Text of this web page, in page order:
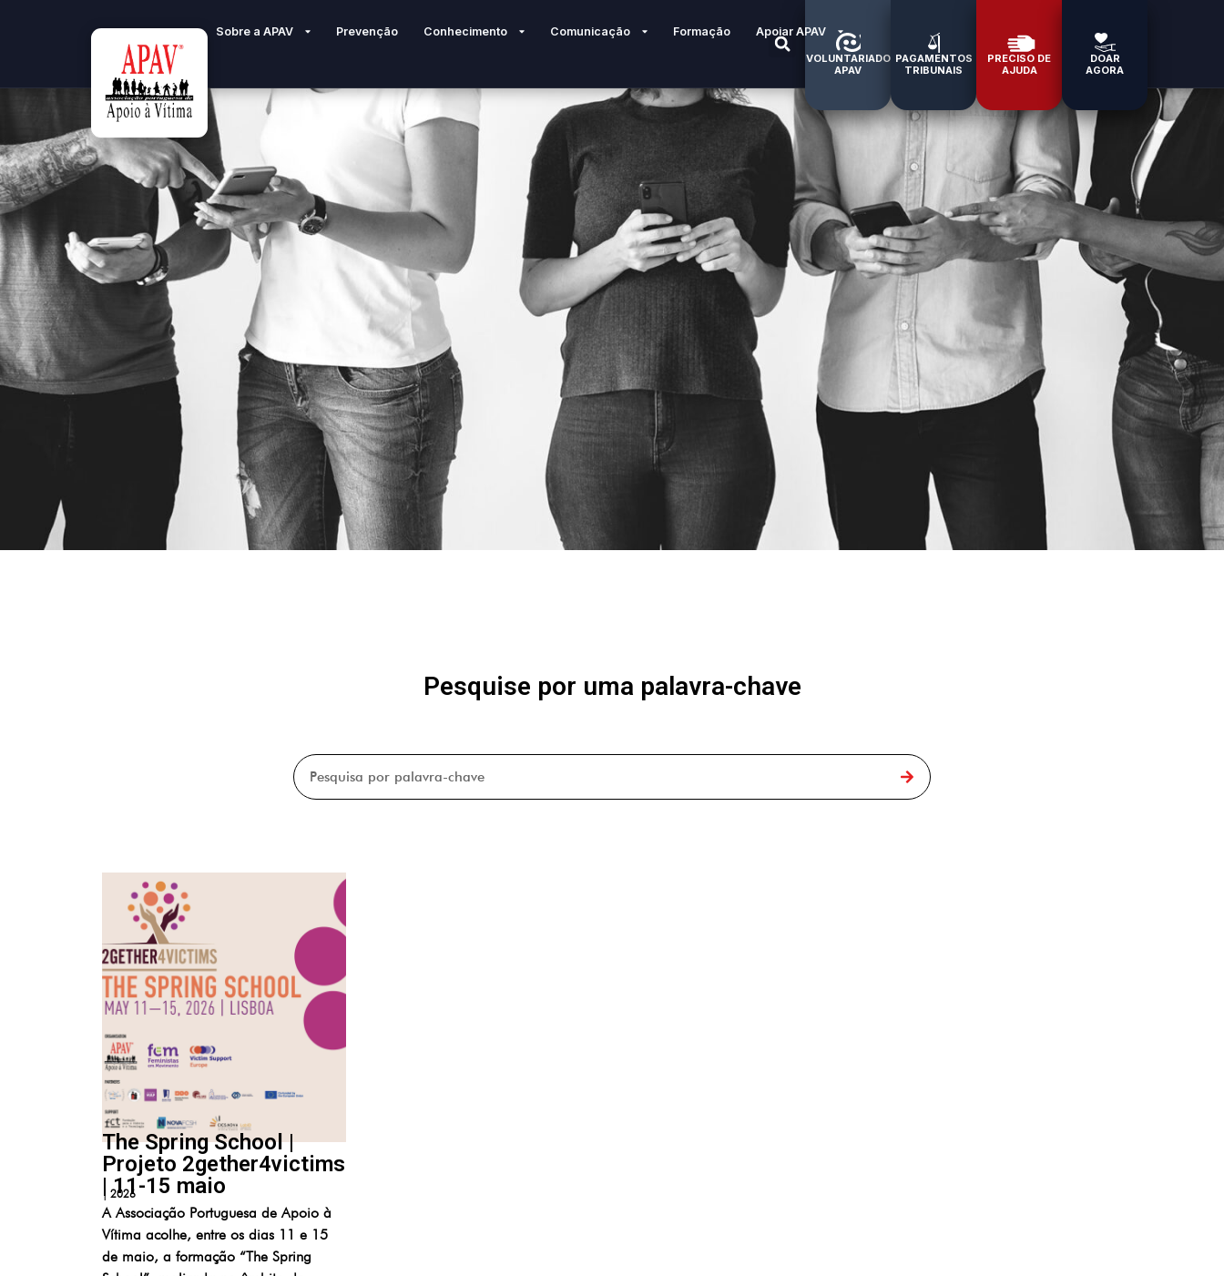
Sobre a APAV Prevenção Conhecimento Comunicação Formação Apoiar APAV
VOLUNTARIADO
APAV
PAGAMENTOS
TRIBUNAIS
PRECISO DE
AJUDA
DOAR
AGORA
Pesquise por uma palavra-chave
The Spring School |
Projeto 2gether4victims
| 11-15 maio
| 2026
A Associação Portuguesa de Apoio à
Vítima acolhe, entre os dias 11 e 15
de maio, a formação “The Spring